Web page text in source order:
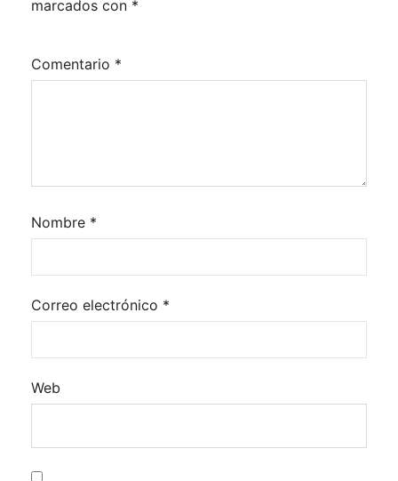
marcados con *
Comentario *
Nombre *
Correo electrónico *
Web